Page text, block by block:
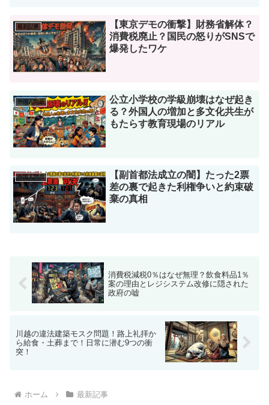
外国人問題
外国人問題
川越の違法建築モスク問題！路上礼拝か
ら給食・土葬まで！日常に潜む9つの衝
ホーム